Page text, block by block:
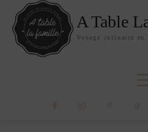
A Table
Voyage culinaire